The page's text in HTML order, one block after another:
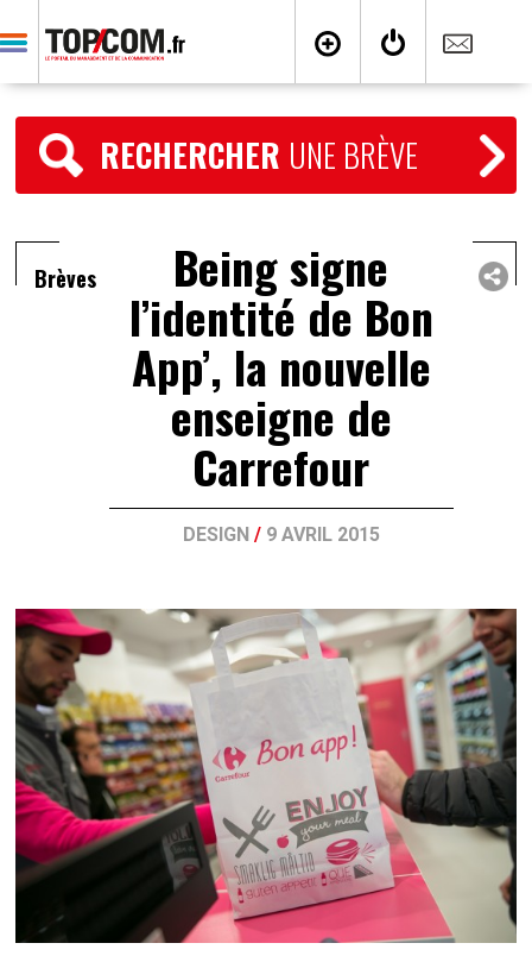
RECHERCHER UNE BRÈVE
Brèves Being signe
l’identité de Bon
App’, la nouvelle
enseigne de
Carrefour
DESIGN/ 9 AVRIL 2015